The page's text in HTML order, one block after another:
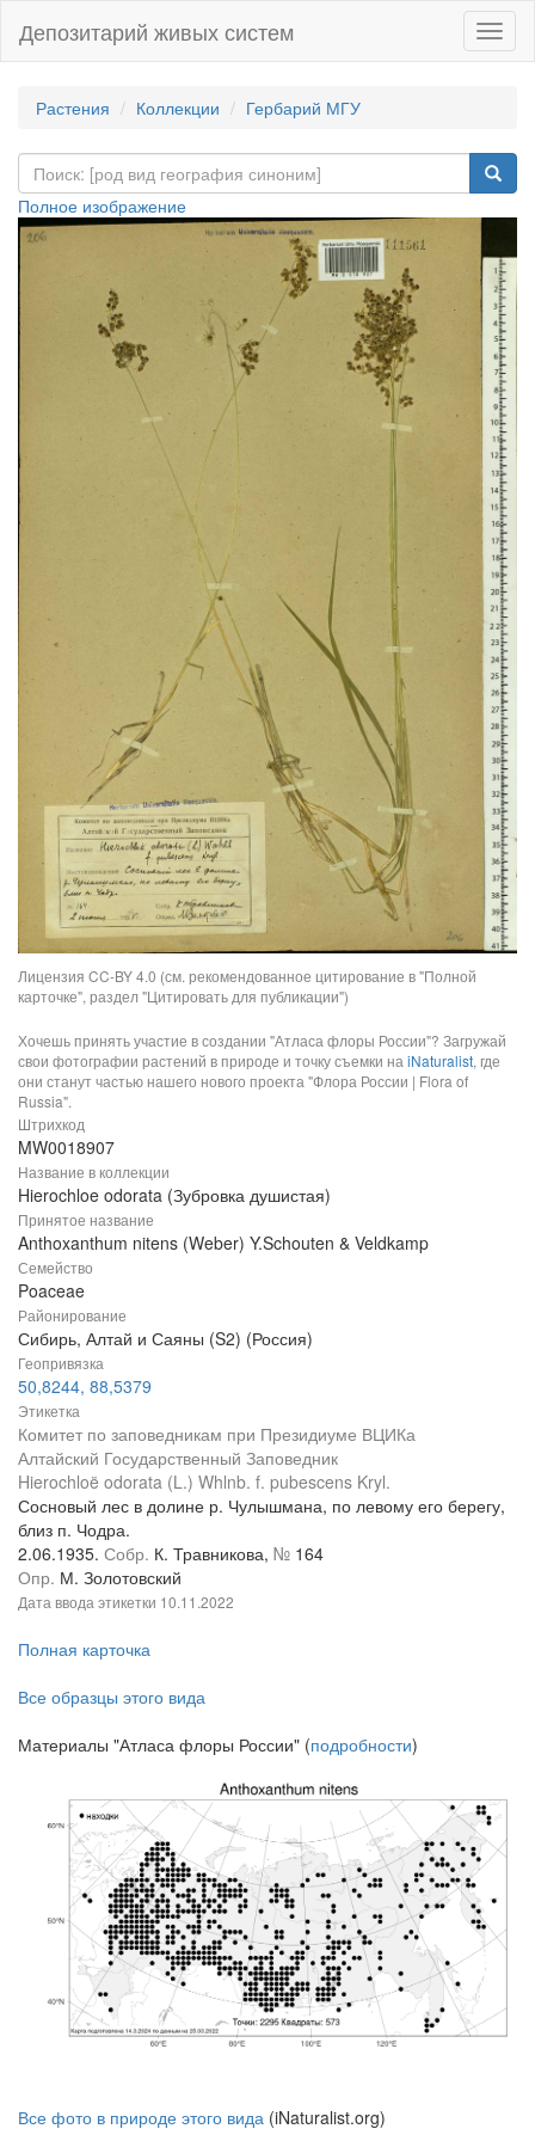
Депозитарий живых систем
Растения Коллекции Гербарий МГУ
Полное изображение
Лицензия CC-BY 4.0 (см. рекомендованное цитирование в "Полной
карточке", раздел "Цитировать для публикации")
Хочешь принять участие в создании "Атласа флоры России"? Загружай
свои фотографии растений в природе и точку съемки на iNaturalist, где
они станут частью нашего нового проекта "Флора России | Flora of
Russia".
Штрихкод
MW0018907
Название в коллекции
Hierochloe odorata (Зубровка душистая)
Принятое название
Anthoxanthum nitens (Weber) Y.Schouten & Veldkamp
Семейство
Poaceae
Районирование
Сибирь, Алтай и Саяны (S2) (Россия)
Геопривязка
50,8244, 88,5379
Этикетка
Комитет по заповедникам при Президиуме ВЦИКа
Алтайский Государственный Заповедник
Hierochloë odorata (L.) Whlnb. f. pubescens Kryl.
Сосновый лес в долине р. Чулышмана, по левому его берегу,
близ п. Чодра.
2.06.1935. Собр. К. Травникова, № 164
Опр. М. Золотовский
Дата ввода этикетки 10.11.2022
Полная карточка
Все образцы этого вида
Материалы "Атласа флоры России" (подробности)
Все фото в природе этого вида (iNaturalist.org)